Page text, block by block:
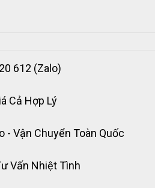
612 (Zalo)
Cả Hợp Lý
- Vận Chuyển Toàn Quốc
Vấn Nhiệt Tình